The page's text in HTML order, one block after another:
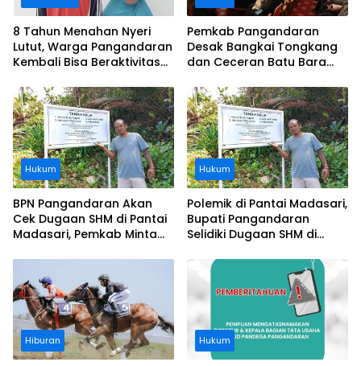
8 Tahun Menahan Nyeri
Lutut, Warga Pangandaran
Kembali Bisa Beraktivitas
Ditanggung BPJS
Pemkab Pangandaran
Desak Bangkai Tongkang
dan Ceceran Batu Bara
Buruknya Koordinasi
Perusahaan
Hukum
BPN Pangandaran Akan
Cek Dugaan SHM di Pantai
Madasari, Pemkab Minta
Hukum
Polemik di Pantai Madasari,
Bupati Pangandaran
Selidiki Dugaan SHM di
Pantai
Hiburan Hukum